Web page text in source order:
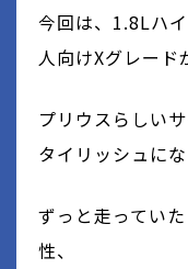
今回は、1.8Lハ
人向けXグレード
プリウスらしい
タイリッシュにな
ずっと走ってい
性、